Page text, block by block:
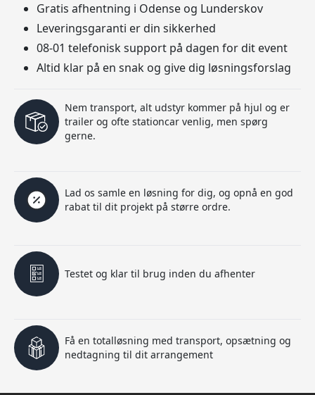
Gratis afhentning i Odense og Lunderskov
Leveringsgaranti er din sikkerhed
08-01 telefonisk support på dagen for dit event
Altid klar på en snak og give dig løsningsforslag
Nem transport, alt udstyr kommer på hjul og er
trailer og ofte stationcar venlig, men spørg
gerne.
Lad os samle en løsning for dig, og opnå en god
rabat til dit projekt på større ordre.
Testet og klar til brug inden du afhenter
Få en totalløsning med transport, opsætning og
nedtagning til dit arrangement